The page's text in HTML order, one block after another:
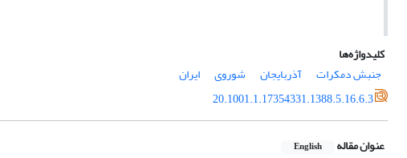
کلیدواژه‌ها
جنبش دمکرات
آذربایجان شوروی
ایران
20.1001.1.17354331.1388.5.16.6.3
عنوان مقاله English